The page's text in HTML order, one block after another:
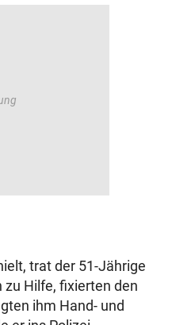
trat der 51-Jährige
zu Hilfe, fixierten den
ihm Hand- und